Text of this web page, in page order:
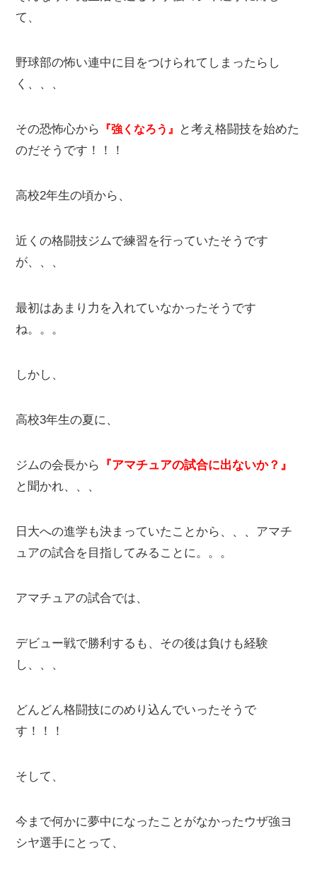
て、
野球部の怖い連中に目をつけられてしまったらし
く、、、
その恐怖心から 『強くなろう』
と考え格闘技を始めた
のだそうです！！！
高校2年生の頃から、
近くの格闘技ジムで練習を行っていたそうです
が、、、
最初はあまり力を入れていなかったそうです
ね。。。
しかし、
高校3年生の夏に、
ジムの会長から
『アマチュアの試合に出ないか？』
と聞かれ、、、
日大への進学も決まっていたことから、、、アマチ
ュアの試合を目指してみることに。。。
アマチュアの試合では、
デビュー戦で勝利するも、その後は負けも経験
し、、、
どんどん格闘技にのめり込んでいったそうで
す！！！
そして、
今まで何かに夢中になったことがなかったウザ強ヨ
シヤ選手にとって、